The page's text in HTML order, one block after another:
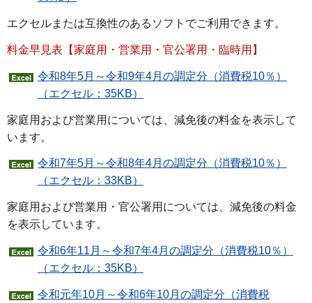
エクセルまたは互換性のあるソフトでご利用できます。
料金早見表【家庭用・営業用・官公署用・臨時用】
令和8年5月～令和9年4月の調定分（消費税10％）
（エクセル：35KB）
家庭用および営業用については、減免後の料金を表示して
います。
令和7年5月～令和8年4月の調定分（消費税10％）
（エクセル：33KB）
家庭用および営業用・官公署用については、減免後の料金
を表示しています。
令和6年11月～令和7年4月の調定分（消費税10％）
（エクセル：35KB）
令和元年10月～令和6年10月の調定分（消費税